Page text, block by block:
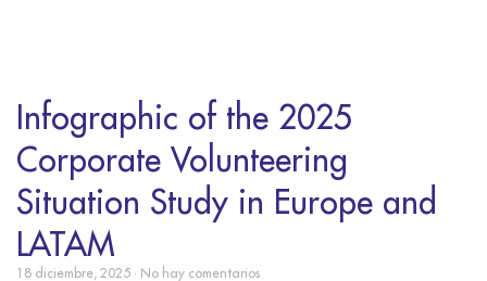
Infographic of the 2025
Corporate Volunteering
Situation Study in Europe and
LATAM
18 diciembre, 2025 No hay comentarios